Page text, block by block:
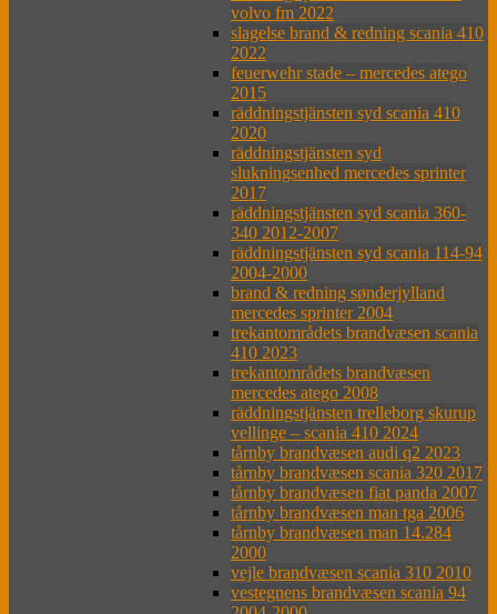
volvo fm 2022
slagelse brand & redning scania 410
2022
feuerwehr stade – mercedes atego
2015
räddningstjänsten syd scania 410
2020
räddningstjänsten syd
slukningsenhed mercedes sprinter
2017
räddningstjänsten syd scania 360-
340 2012-2007
räddningstjänsten syd scania 114-94
2004-2000
brand & redning sønderjylland
mercedes sprinter 2004
trekantområdets brandvæsen scania
410 2023
trekantområdets brandvæsen
mercedes atego 2008
räddningstjänsten trelleborg skurup
vellinge – scania 410 2024
tårnby brandvæsen audi q2 2023
tårnby brandvæsen scania 320 2017
tårnby brandvæsen fiat panda 2007
tårnby brandvæsen man tga 2006
tårnby brandvæsen man 14.284
2000
vejle brandvæsen scania 310 2010
vestegnens brandvæsen scania 94